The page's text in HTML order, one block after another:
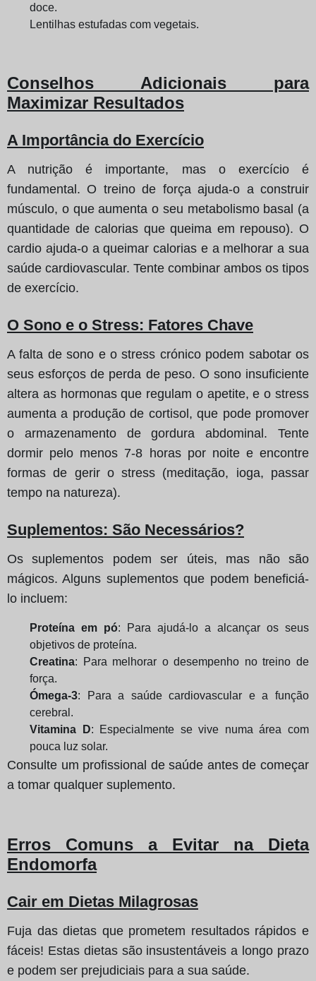
doce.
Lentilhas estufadas com vegetais.
Conselhos Adicionais para
Maximizar Resultados
A Importância do Exercício
A nutrição é importante, mas o exercício é
fundamental. O treino de força ajuda-o a construir
músculo, o que aumenta o seu metabolismo basal (a
quantidade de calorias que queima em repouso). O
cardio ajuda-o a queimar calorias e a melhorar a sua
saúde cardiovascular. Tente combinar ambos os tipos
de exercício.
O Sono e o Stress: Fatores Chave
A falta de sono e o stress crónico podem sabotar os
seus esforços de perda de peso. O sono insuficiente
altera as hormonas que regulam o apetite, e o stress
aumenta a produção de cortisol, que pode promover
o armazenamento de gordura abdominal. Tente
dormir pelo menos 7-8 horas por noite e encontre
formas de gerir o stress (meditação, ioga, passar
tempo na natureza).
Suplementos: São Necessários?
Os suplementos podem ser úteis, mas não são
mágicos. Alguns suplementos que podem beneficiá-
lo incluem:
Proteína em pó: Para ajudá-lo a alcançar os seus
objetivos de proteína.
Creatina: Para melhorar o desempenho no treino de
força.
Ómega-3: Para a saúde cardiovascular e a função
cerebral.
Vitamina D: Especialmente se vive numa área com
pouca luz solar.
Consulte um profissional de saúde antes de começar
a tomar qualquer suplemento.
Erros Comuns a Evitar na Dieta
Endomorfa
Cair em Dietas Milagrosas
Fuja das dietas que prometem resultados rápidos e
fáceis! Estas dietas são insustentáveis a longo prazo
e podem ser prejudiciais para a sua saúde.